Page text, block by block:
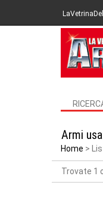
Armi
Home
Trovate 1